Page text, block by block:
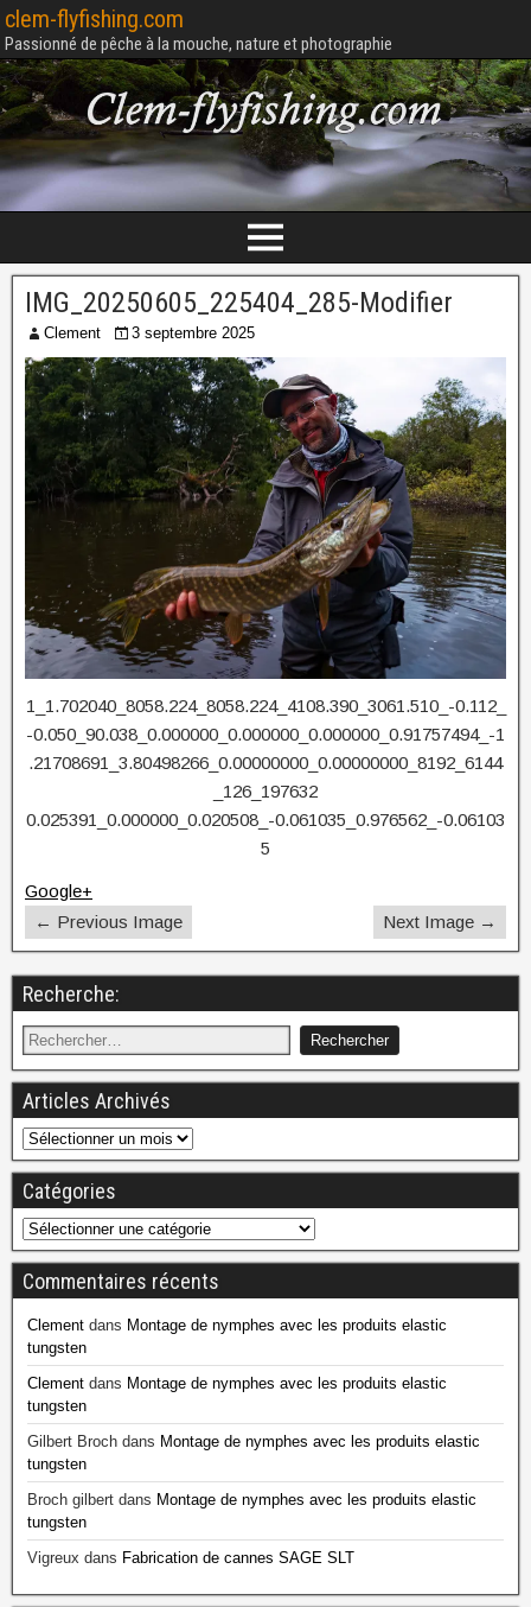
clem-flyfishing.com
Passionné de pêche à la mouche, nature et photographie
IMG_20250605_225404_285-Modifier
Clement 3 septembre 2025
1_1.702040_8058.224_8058.224_4108.390_3061.510_-0.112_
-0.050_90.038_0.000000_0.000000_0.000000_0.91757494_-1
.21708691_3.80498266_0.00000000_0.00000000_8192_6144
_126_197632
0.025391_0.000000_0.020508_-0.061035_0.976562_-0.06103
5
Google+
← Previous Image
Next Image →
Recherche:
Articles Archivés
Catégories
Commentaires récents
Clement dans Montage de nymphes avec les produits elastic
tungsten
Clement dans Montage de nymphes avec les produits elastic
tungsten
Gilbert Broch dans Montage de nymphes avec les produits elastic
tungsten
Broch gilbert dans Montage de nymphes avec les produits elastic
tungsten
Vigreux dans Fabrication de cannes SAGE SLT